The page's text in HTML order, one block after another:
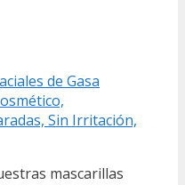
de Gasa
Sin Irritación,
mascarillas